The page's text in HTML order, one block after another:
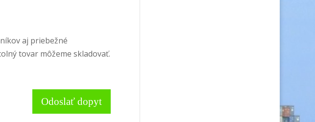
aj priebežné
tovar môžeme skladovať.
Odoslať dopyt